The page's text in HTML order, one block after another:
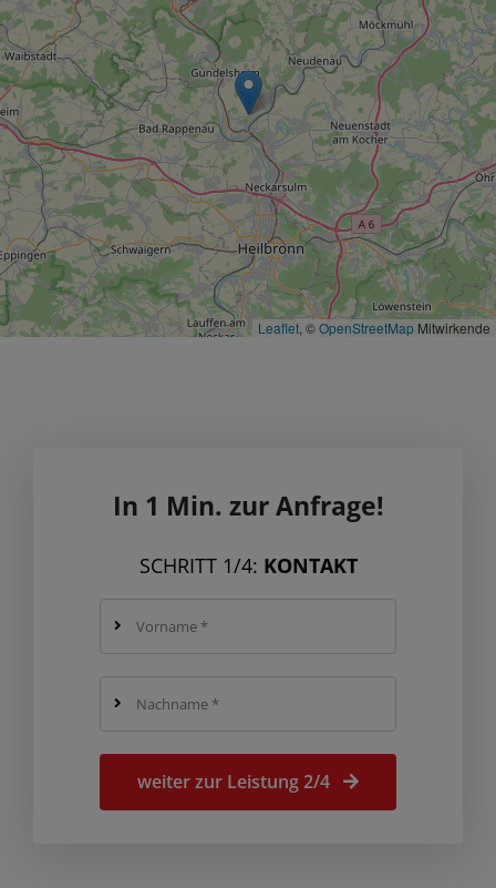
Leaflet, ©OpenStreetMap Mitwirkende
In 1 Min. zur Anfrage!
SCHRITT 1/4: KONTAKT
weiter zur Leistung 2/4